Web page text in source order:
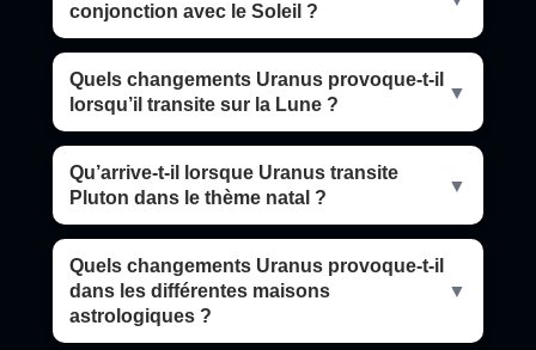
conjonction avec le Soleil ?
Quels changements Uranus provoque-t-il
lorsqu’il transite sur la Lune ?
▼
Qu’arrive-t-il lorsque Uranus transite
Pluton dans le thème natal ?
▼
Quels changements Uranus provoque-t-il
dans les différentes maisons
astrologiques ?
▼